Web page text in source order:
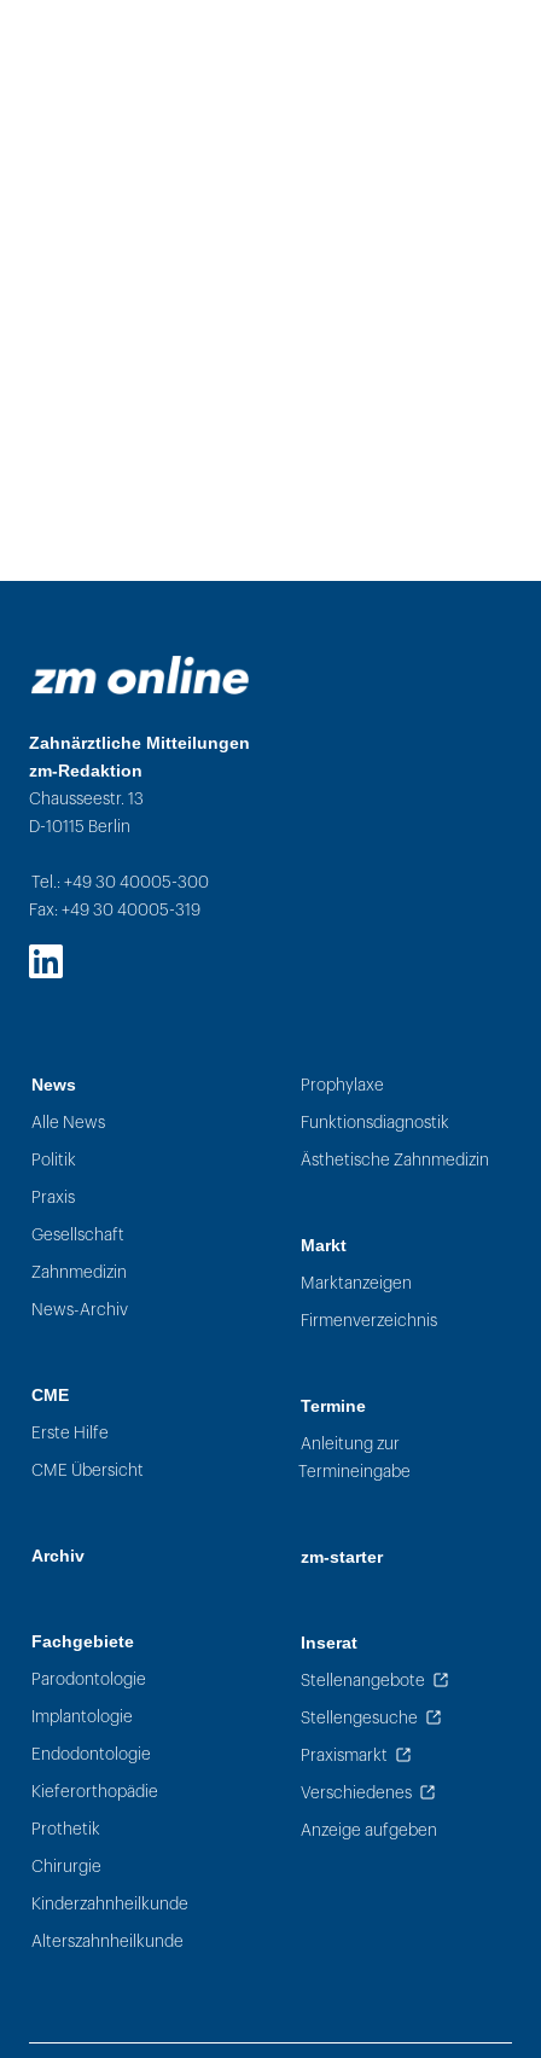
Zahnärztliche Mitteilungen
zm-Redaktion
Chausseestr. 13
D-10115 Berlin
Tel.: +49 30 40005-300
Fax: +49 30 40005-319
LinkedIn
News
Alle News
Politik
Praxis
Gesellschaft
Zahnmedizin
News-Archiv
CME
Erste Hilfe
CME Übersicht
Archiv
Fachgebiete
Parodontologie
Implantologie
Endodontologie
Kieferorthopädie
Prothetik
Chirurgie
Kinderzahnheilkunde
Alterszahnheilkunde
Prophylaxe
Funktionsdiagnostik
Ästhetische Zahnmedizin
Markt
Marktanzeigen
Firmenverzeichnis
Termine
Anleitung zur
Termineingabe
zm-starter
Inserat
Stellenangebote
Stellengesuche
Praxismarkt
Verschiedenes
Anzeige aufgeben